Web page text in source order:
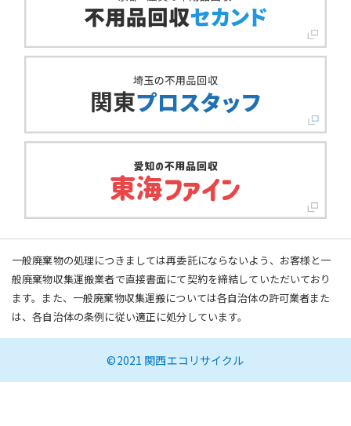
一般廃棄物の処理につきましては再委託にならないよう、お客様と一
般廃棄物収集運搬業者で直接書面にて契約を締結していただいており
ます。また、一般廃棄物収集運搬については各自治体の許可業者また
は、各自治体の条例に従い適正に処分しています。
©2021 関西エコリサイクル